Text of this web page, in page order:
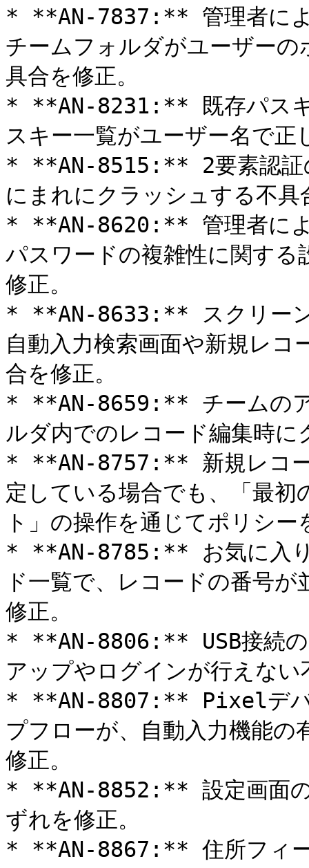
* **AN-7837:** 管理者によ
チームフォルダがユーザー
具合を修正。
* **AN-8231:** 既存パスキ
スキー一覧がユーザー名で
* **AN-8515:** 2要素認証
にまれにクラッシュする不具
* **AN-8620:** 管理者によ
パスワードの複雑性に関する
修正。
* **AN-8633:** スクリーン
自動入力検索画面や新規レコ
合を修正。
* **AN-8659:** チームのア
ルダ内でのレコード編集時
* **AN-8757:** 新規レコー
定している場合でも、「最
ト」の操作を通じてポリシ
* **AN-8785:** お気に入り
ド一覧で、レコードの番号
修正。
* **AN-8806:** USB接続の
アップやログインが行えない
* **AN-8807:** Pixelデバ
プフローが、自動入力機能の
修正。
* **AN-8852:** 設定画面の
ずれを修正。
* **AN-8867:** 住所フィー